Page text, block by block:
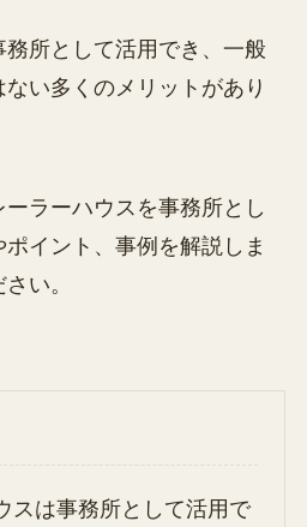
務所として活用でき、一般
い多くのメリットがあり
ラーハウスを事務所とし
イント、事例を解説しま
い。
スは事務所として活用で